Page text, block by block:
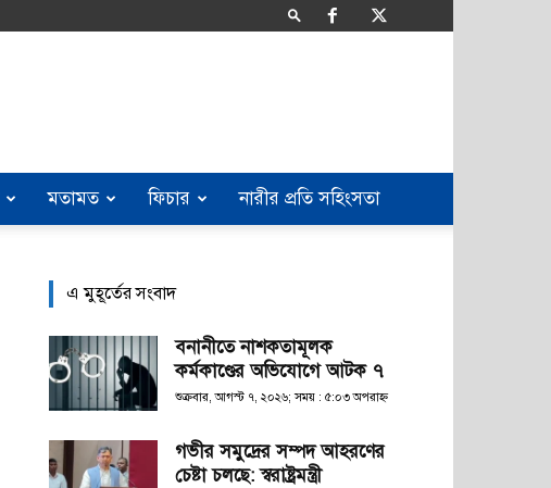
মতামত ফিচার নারীর প্রতি সহিংসতা
এ মুহূর্তের সংবাদ
বনানীতে নাশকতামূলক
কর্মকাণ্ডের অভিযোগে আটক ৭
শুক্রবার, আগস্ট ৭, ২০২৬; সময় : ৫:০৩ অপরাহ্ণ
গভীর সমুদ্রের সম্পদ আহরণের
চেষ্টা চলছে: স্বরাষ্ট্রমন্ত্রী